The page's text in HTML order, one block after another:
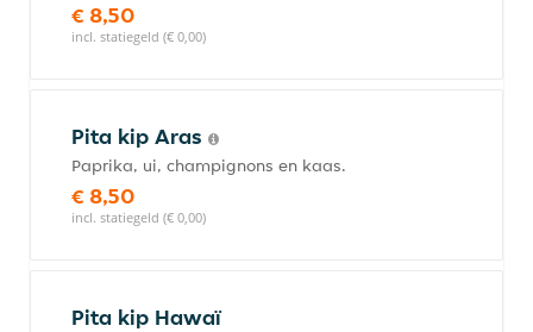
€ 8,50
incl. statiegeld (€ 0,00)
Pita kip Aras
Paprika, ui, champignons en kaas.
€ 8,50
incl. statiegeld (€ 0,00)
Pita kip Hawaï